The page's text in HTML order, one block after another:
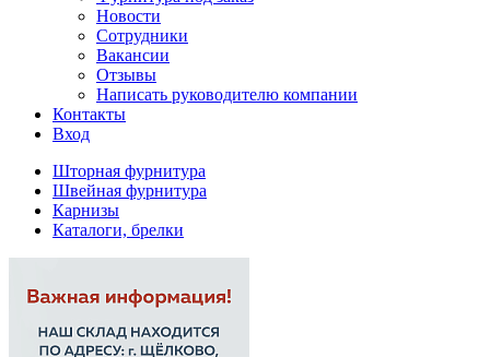
Новости
Сотрудники
Вакансии
Отзывы
Написать руководителю компании
Контакты
Вход
Шторная фурнитура
Швейная фурнитура
Карнизы
Каталоги, брелки